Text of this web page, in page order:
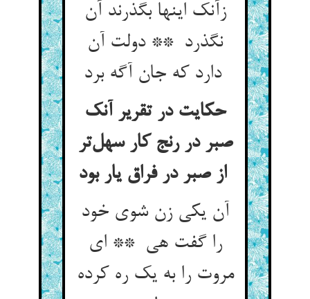
زآنک اینها بگذرند آن
نگذرد ** دولت آن
دارد که جان آگه برد
حکایت در تقریر آنک
صبر در رنج کار سهل‌تر
از صبر در فراق یار بود
آن یکی زن شوی خود
را گفت هی ** ای
مروت را به یک ره کرده